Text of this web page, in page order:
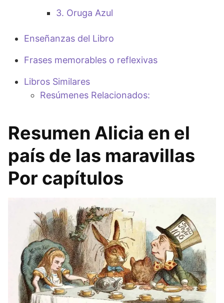
3. Oruga Azul
Enseñanzas del Libro
Frases memorables o reflexivas
Libros Similares
Resúmenes Relacionados:
Resumen Alicia en el
país de las maravillas
Por capítulos